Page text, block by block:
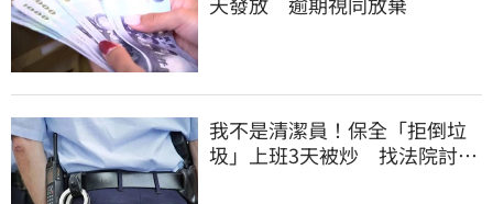
我不是清潔員！保全「拒倒垃
圾」上班3天被炒 找法院討公